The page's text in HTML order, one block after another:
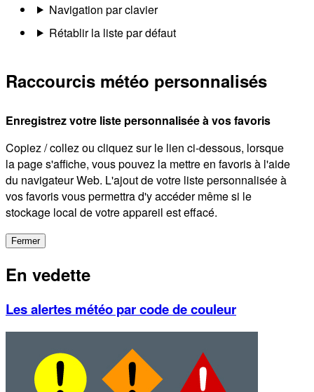
Navigation par clavier
Rétablir la liste par défaut
Raccourcis météo personnalisés
Enregistrez votre liste personnalisée à vos favoris
Copiez / collez ou cliquez sur le lien ci-dessous, lorsque
la page s'affiche, vous pouvez la mettre en favoris à l'aide
du navigateur Web. L'ajout de votre liste personnalisée à
vos favoris vous permettra d'y accéder même si le
stockage local de votre appareil est effacé.
Fermer
En vedette
Les alertes météo par code de couleur